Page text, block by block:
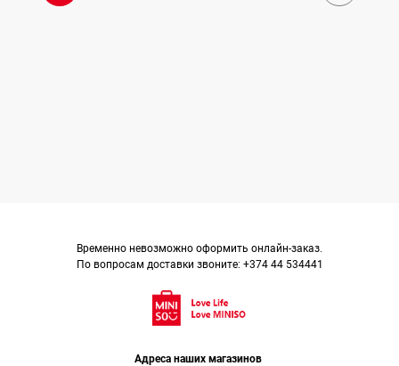
Временно невозможно оформить онлайн-заказ.
По вопросам доставки звоните: +374 44 534441
Адреса наших магазинов